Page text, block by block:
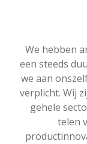
We hebben
een steeds
we aan
verplicht. Wij
gehele
telen